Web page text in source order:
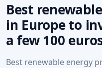
Best
in Europe to
a few 100
Best renewable energy